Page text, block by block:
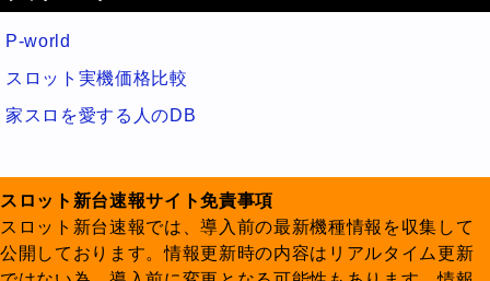
P-world
スロット実機価格比較
家スロを愛する人のDB
スロット新台速報サイト免責事項
スロット新台速報では、導入前の最新機種情報を収集して
公開しております。情報更新時の内容はリアルタイム更新